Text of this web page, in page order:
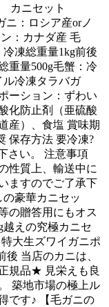
カニセット
ロシア産orノ
：カナダ産 毛
凍総重量1kg前後
重量500g毛蟹：冷
ル冷凍タラバガ
ーション：ずわい
化防止剤（亜硫酸
産）、食塩 賞味期
保存方法 要冷凍?
さい。 注意事項
性質上、輸送中に
ますのでご了承下
豪華カニセッ
の贈答用にもオス
えの究極カニセ
大生ズワイガニポ
後 当店のカニは、
規品★ 見栄えも良
築地市場の極上ル
です♪ 【毛ガニの